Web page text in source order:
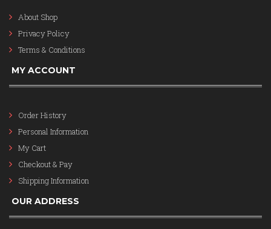
About Shop
Privacy Policy
Terms & Conditions
MY ACCOUNT
Order History
Personal Information
My Cart
Checkout & Pay
Shipping Information
OUR ADDRESS